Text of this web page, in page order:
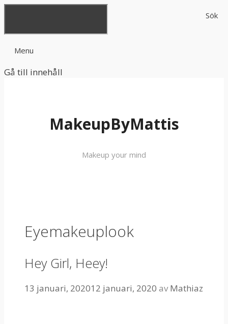
Sök
Menu
Gå till innehåll
MakeupByMattis
Makeup your mind
Eyemakeuplook
Hey Girl, Heey!
13 januari, 202012 januari, 2020 avMathiaz